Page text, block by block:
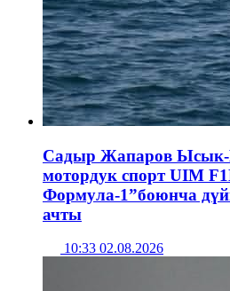
Садыр Жапаров Ысык-
мотордук спорт UIM
Формула-1”боюнча
ачты
10:33 02.08.2026